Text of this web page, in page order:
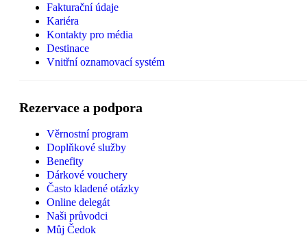
Fakturační údaje
Kariéra
Kontakty pro média
Destinace
Vnitřní oznamovací systém
Rezervace a podpora
Věrnostní program
Doplňkové služby
Benefity
Dárkové vouchery
Často kladené otázky
Online delegát
Naši průvodci
Můj Čedok